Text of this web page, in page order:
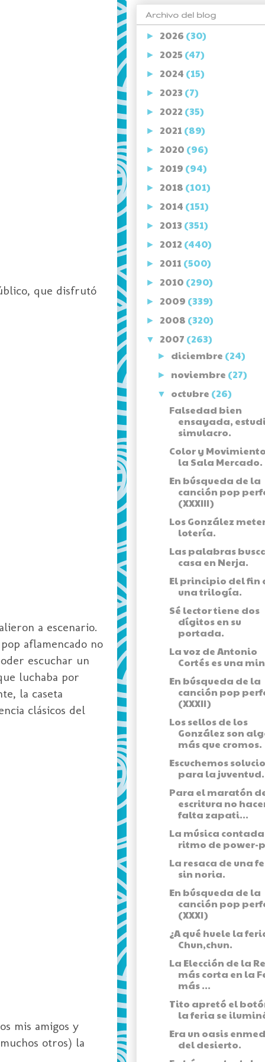
que disfrutó
a escenario.
aflamencado no
escuchar un
luchaba por
la caseta
clásicos del
mis amigos y
otros) la
Archivo del blog
► 2026 (30)
► 2025 (47)
► 2024 (15)
► 2023 (7)
► 2022 (35)
► 2021 (89)
► 2020 (96)
► 2019 (94)
► 2018 (101)
► 2014 (151)
► 2013 (351)
► 2012 (440)
► 2011 (500)
► 2010 (290)
► 2009 (339)
► 2008 (320)
▼ 2007 (263)
► diciembre (24)
► noviembre (27)
▼ octubre (26)
Falsedad bien
ensayada,
simulacro.
Color y
la Sala Mercado.
En búsqueda de la
canción pop
(XXXIII)
Los González
lotería.
Las palabras
casa en Nerja.
El principio del fin
una trilogía.
Sé lector tiene dos
dígitos en su
portada.
La voz de Antonio
Cortés es una
En búsqueda de la
canción pop
(XXXII)
Los sellos de los
González son
más que cromos.
Escuchemos
para la juventud.
Para el maratón
escritura no
falta zapati...
La música
ritmo de power-
La resaca de una
sin noria.
En búsqueda de la
canción pop
(XXXI)
¿A qué huele la
Chun,chun.
La Elección de la
más corta en la
más ...
Tito apretó el
la feria se
Era un oasis
del desierto.